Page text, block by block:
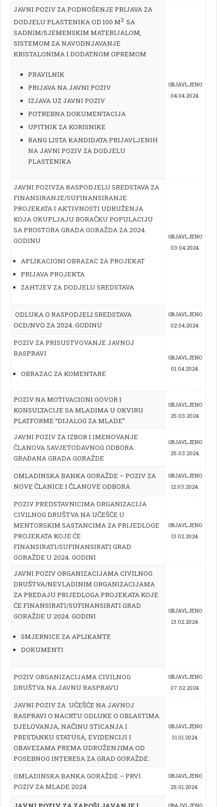
JAVNI POZIV ZA PODNOŠENJE PRIJAVA ZA
DODJELU PLASTENIKA OD 100 M2SA
SADNIM/SJEMENSKIM MATERIJALOM,
SISTEMOM ZA NAVODNJAVANJE
KRISTALONIMA I DODATNOM OPREMOM
PRAVILNIK
PRIJAVA NA JAVNI POZIV
IZJAVA UZ JAVNI POZIV
POTREBNA DOKUMENTACIJA
UPITNIK ZA KORISNIKE
RANG LISTA KANDIDATA PRIJAVLJENIH
NA JAVNI POZIV ZA DODJELU
PLASTENIKA
OBJAVLJENO
04.04.2024.
JAVNI POZIVZA RASPODJELU SREDSTAVA ZA
FINANSIRANJE/SUFINANSIRANJE
PROJEKATA I AKTIVNOSTI UDRUŽENJA
KOJA OKUPLJAJU BORAČKU POPULACIJU
SA PROSTORA GRADA GORAŽDA ZA 2024.
GODINU
APLIKACIONI OBRAZAC ZA PROJEKAT
PRIJAVA PROJEKTA
ZAHTJEV ZA DODJELU SREDSTAVA
OBJAVLJENO
03.04.2024.
ODLUKA O RASPODJELI SREDSTAVA
OCD/NVO ZA 2024. GODINU
OBJAVLJENO
02.04.2024.
POZIV ZA PRISUSTVOVANJE JAVNOJ
RASPRAVI
OBRAZAC ZA KOMENTARE
OBJAVLJENO
01.04.2024.
POZIV NA MOTIVACIONI GOVOR I
KONSULTACIJE SA MLADIMA U OKVIRU
PLATFORME “DIJALOG ZA MLADE”
OBJAVLJENO
25.03.2024.
JAVNI POZIV ZA IZBOR I IMENOVANJE
ČLANOVA SAVJETODAVNOG ODBORA
GRAĐANA GRADA GORAŽDE
OBJAVLJENO
25.03.2024.
OMLADINSKA BANKA GORAŽDE – POZIV ZA
NOVE ČLANICE I ČLANOVE ODBORA
OBJAVLJENO
12.03.2024.
POZIV PREDSTAVNICIMA ORGANIZACIJA
CIVILNOG DRUŠTVA NA UČEŠĆE U
MENTORSKIM SASTANCIMA ZA PRIJEDLOGE
PROJEKATA KOJE ĆE
FINANSIRATI/SUFINANSIRATI GRAD
GORAŽDE U 2024. GODINI
OBJAVLJENO
13.02.2024.
JAVNI POZIV ORGANIZACIJAMA CIVILNOG
DRUŠTVA/NEVLADINIM ORGANIZACIJAMA
ZA PREDAJU PRIJEDLOGA PROJEKATA KOJE
ĆE FINANSIRATI/SUFINANSIRATI GRAD
GORAŽDE U 2024. GODINI
SMJERNICE ZA APLIKANTE
DOKUMENTI
OBJAVLJENO
13.02.2024.
POZIV ORGANIZACIJAMA CIVILNOG
DRUŠTVA NA JAVNU RASPRAVU
OBJAVLJENO
07.02.2024.
JAVNI POZIV ZA UČEŠĆE NA JAVNOJ
RASPRAVI O NACRTU ODLUKE O OBLASTIMA
DJELOVANJA, NAČINU STICANJA I
PRESTANKU STATUSA, EVIDENCIJI I
OBAVEZAMA PREMA UDRUŽENJIMA OD
POSEBNOG INTERESA ZA GRAD GORAŽDE.
OBJAVLJENO
31.01.2024.
OMLADINSKA BANKA GORAŽDE – PRVI
POZIV ZA MLADE 2024
OBJAVLJENO
25.01.2024.
OBAJVLJENO